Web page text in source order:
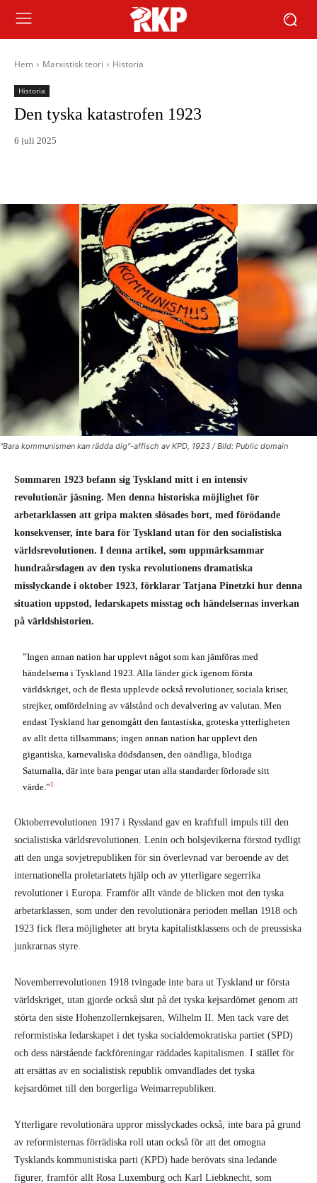
Hem Marxistisk teori Historia
Historia
Den tyska katastrofen 1923
6 juli 2025
"Bara kommunismen kan rädda dig"-affisch av KPD, 1923 / Bild: Public domain
Sommaren 1923 befann sig Tyskland mitt i en intensiv
revolutionär jäsning. Men denna historiska möjlighet för
arbetarklassen att gripa makten slösades bort, med förödande
konsekvenser, inte bara för Tyskland utan för den socialistiska
världsrevolutionen. I denna artikel, som uppmärksammar
hundraårsdagen av den tyska revolutionens dramatiska
misslyckande i oktober 1923, förklarar Tatjana Pinetzki hur denna
situation uppstod, ledarskapets misstag och händelsernas inverkan
på världshistorien.
”Ingen annan nation har upplevt något som kan jämföras med
händelserna i Tyskland 1923. Alla länder gick igenom första
världskriget, och de flesta upplevde också revolutioner, sociala kriser,
strejker, omfördelning av välstånd och devalvering av valutan. Men
endast Tyskland har genomgått den fantastiska, groteska ytterligheten
av allt detta tillsammans; ingen annan nation har upplevt den
gigantiska, karnevaliska dödsdansen, den oändliga, blodiga
Saturnalia, där inte bara pengar utan alla standarder förlorade sitt
värde.”1
Oktoberrevolutionen 1917 i Ryssland gav en kraftfull impuls till den
socialistiska världsrevolutionen. Lenin och bolsjevikerna förstod tydligt
att den unga sovjetrepubliken för sin överlevnad var beroende av det
internationella proletariatets hjälp och av ytterligare segerrika
revolutioner i Europa. Framför allt vände de blicken mot den tyska
arbetarklassen, som under den revolutionära perioden mellan 1918 och
1923 fick flera möjligheter att bryta kapitalistklassens och de preussiska
junkrarnas styre.
Novemberrevolutionen 1918 tvingade inte bara ut Tyskland ur första
världskriget, utan gjorde också slut på det tyska kejsardömet genom att
störta den siste Hohenzollernkejsaren, Wilhelm II. Men tack vare det
reformistiska ledarskapet i det tyska socialdemokratiska partiet (SPD)
och dess närstående fackföreningar räddades kapitalismen. I stället för
att ersättas av en socialistisk republik omvandlades det tyska
kejsardömet till den borgerliga Weimarrepubliken.
Ytterligare revolutionära uppror misslyckades också, inte bara på grund
av reformisternas förrädiska roll utan också för att det omogna
Tysklands kommunistiska parti (KPD) hade berövats sina ledande
figurer, framför allt Rosa Luxemburg och Karl Liebknecht, som